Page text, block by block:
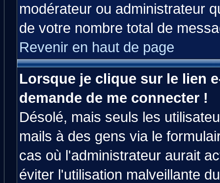
modérateur ou administrateur
de votre nombre total de
Revenir en haut de page
Lorsque je clique sur le lien
demande de me connecter !
Désolé, mais seuls les
mails à des gens via le
cas où l'administrateur aurait
éviter l'utilisation malveillante